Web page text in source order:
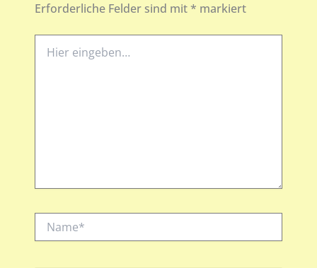
Erforderliche Felder sind mit * markiert
eingeben…